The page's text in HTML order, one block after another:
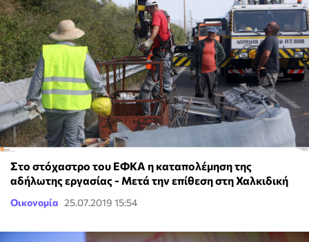
Στο στόχαστρο του ΕΦΚΑ η καταπολέμηση της
αδήλωτης εργασίας - Μετά την επίθεση στη Χαλκιδική
Οικονομία 25.07.2019 15:54